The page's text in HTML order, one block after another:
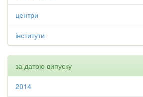
центри
інститути
за датою випуску
2014